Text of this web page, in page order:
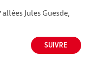
Jules Guesde,